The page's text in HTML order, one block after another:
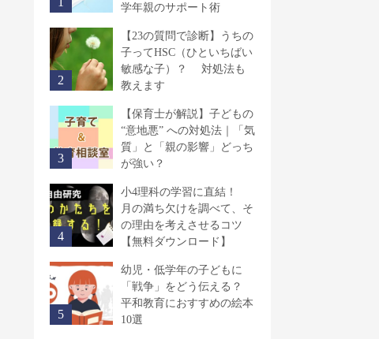
学年親のサポート術
【23の質問で診断】うちの
子ってHSC（ひといちばい
敏感な子）？ 対処法も
教えます
【保育士が解説】子どもの
“意地悪” への対処法｜「気
質」と「親の影響」どっち
が強い？
小4理科の学習に直結！
月の満ち欠けを調べて、そ
の理由を考えさせるコツ
【無料ダウンロード】
幼児・低学年の子どもに
「戦争」をどう伝える？
平和教育におすすめの絵本
10選